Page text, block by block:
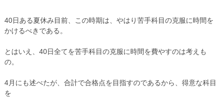
よくある質問
保護者・生徒の声
お問い合わせ
校舎
40日ある夏休み目前、この時期は、やはり苦手科目の克服に時間を
かけるべきである。
とはいえ、40日全てを苦手科目の克服に時間を費やすのは考えも
の。
4月にも述べたが、合計で合格点を目指すのであるから、得意な科目
を